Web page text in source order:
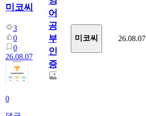
미코씨
3
0
0
26.08.07
0
어
공
부
인
증
미코씨 26.08.07